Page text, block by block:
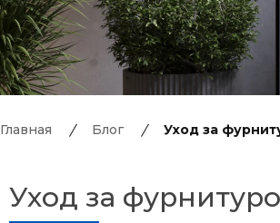
Главная Блог Уход за
Уход за